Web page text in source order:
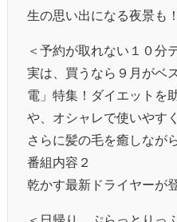
生の思い出になる夜景も！
＜予約が取れない１０分
実は、買うなら９月がベ
電」特集！ダイエットを
や、オシャレで使いやす
さらに髪の毛を癒しなが
番組内容２
乾かす最新ドライヤーが
＜日帰り ぷらっとりっ